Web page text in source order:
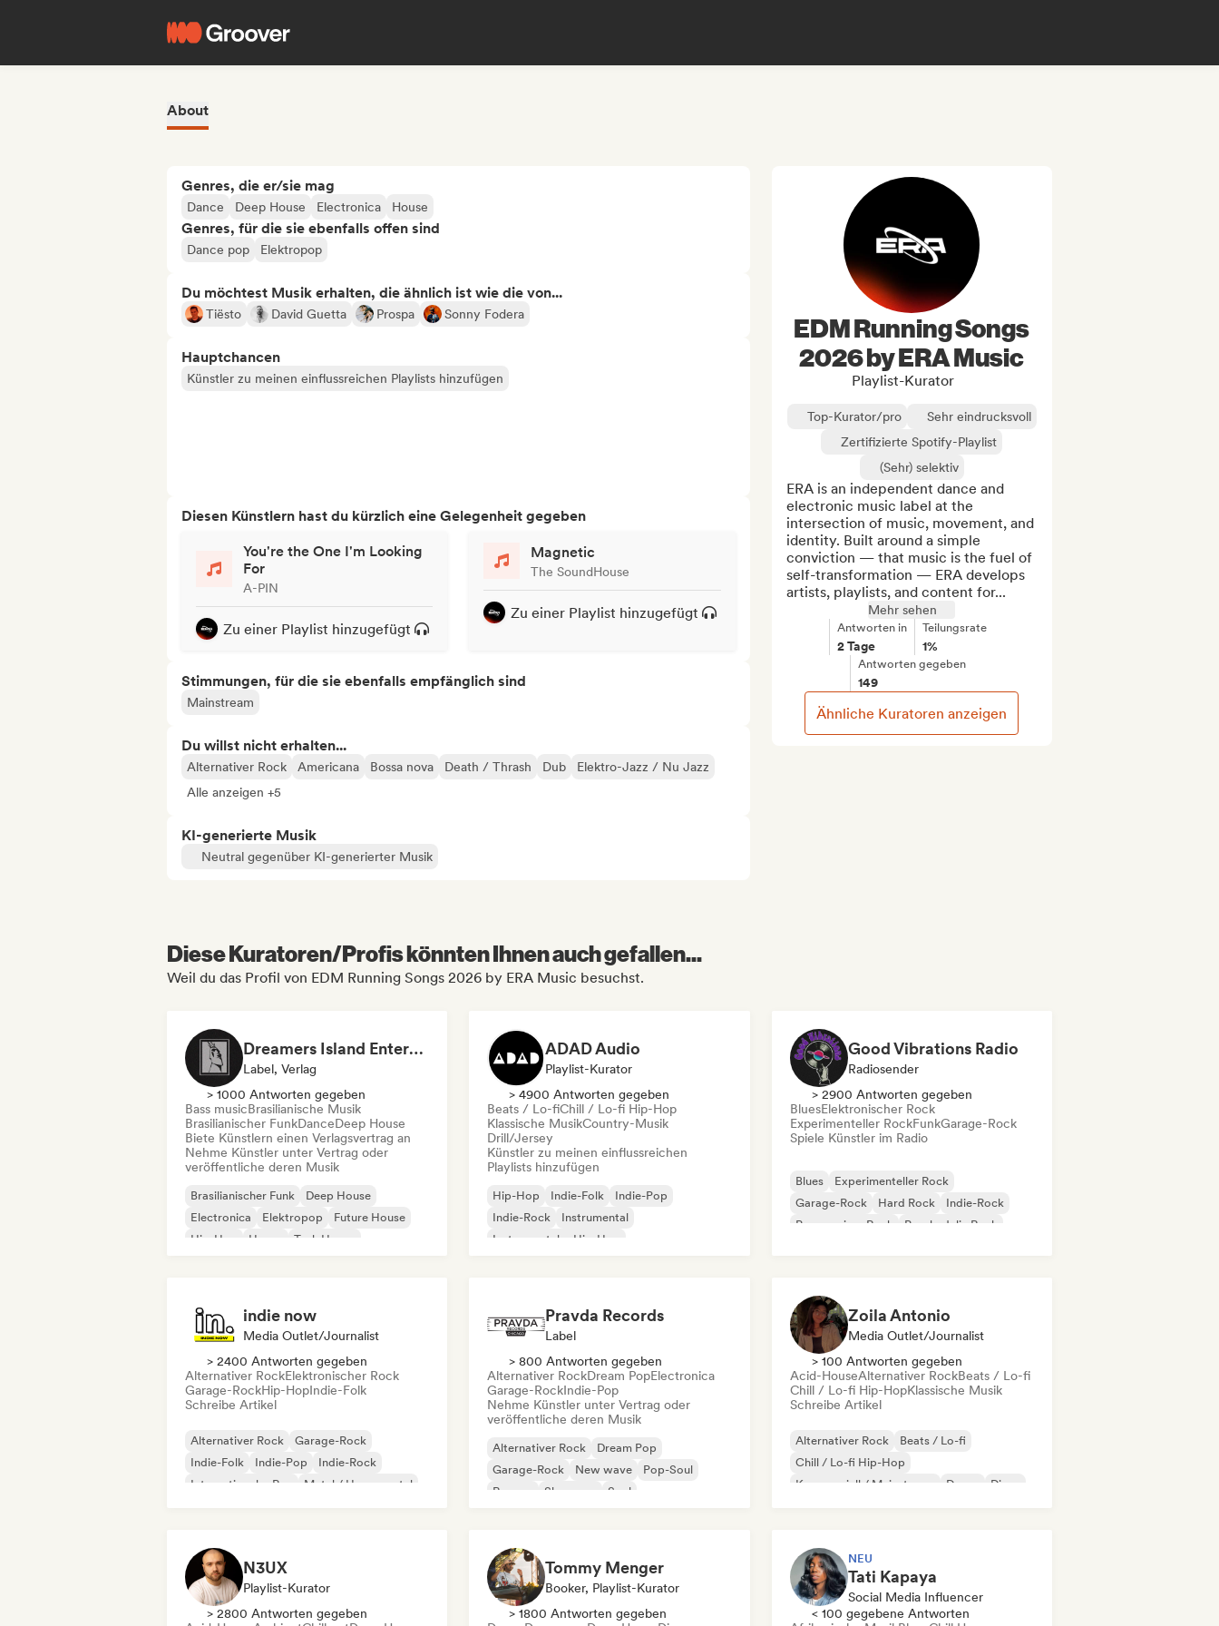
About
Genres, die er/sie mag
Dance Deep House Electronica House
Genres, für die sie ebenfalls offen sind
Dance pop Elektropop
Du möchtest Musik erhalten, die ähnlich ist wie die von...
Tiësto David Guetta Prospa Sonny Fodera
Hauptchancen
Künstler zu meinen einflussreichen Playlists hinzufügen
Diesen Künstlern hast du kürzlich eine Gelegenheit gegeben
You're the One I'm Looking
For
A-PIN
Zu einer Playlist hinzugefügt
Magnetic
The SoundHouse
Zu einer Playlist hinzugefügt
Stimmungen, für die sie ebenfalls empfänglich sind
Mainstream
Du willst nicht erhalten...
Alternativer Rock Americana Bossa nova Death / Thrash Dub
Elektro-Jazz / Nu Jazz
Alle anzeigen +5
KI-generierte Musik
Neutral gegenüber KI-generierter Musik
EDM Running Songs
2026 by ERA Music
Playlist-Kurator
Top-Kurator/pro
Sehr eindrucksvoll
Zertifizierte Spotify-Playlist
(Sehr) selektiv
ERA is an independent dance and
electronic music label at the
intersection of music, movement, and
identity. Built around a simple
conviction — that music is the fuel of
self-transformation — ERA develops
artists, playlists, and content for...
Mehr sehen
Antworten in
2 Tage
Teilungsrate
1%
Antworten gegeben
149
Ähnliche Kuratoren anzeigen
Diese Kuratoren/Profis könnten Ihnen auch gefallen...
Weil du das Profil von EDM Running Songs 2026 by ERA Music besuchst.
Dreamers Island Entertainment
Label, Verlag
> 1000 Antworten gegeben
Bass musicBrasilianische Musik
Brasilianischer FunkDanceDeep House
Biete Künstlern einen Verlagsvertrag an
Nehme Künstler unter Vertrag oder
veröffentliche deren Musik
Brasilianischer Funk
Deep House
Electronica
Elektropop
Future House
Hip-Hop
House Tech House
ADAD Audio
Playlist-Kurator
> 4900 Antworten gegeben
Beats / Lo-fiChill / Lo-fi Hip-Hop
Klassische MusikCountry-Musik
Drill/Jersey
Künstler zu meinen einflussreichen
Playlists hinzufügen
Hip-Hop Indie-Folk
Indie-Pop
Indie-Rock
Instrumental
Instrumentaler Hip-Hop
Good Vibrations Radio
Radiosender
> 2900 Antworten gegeben
BluesElektronischer Rock
Experimenteller RockFunkGarage-Rock
Spiele Künstler im Radio
Blues
Experimenteller Rock
Garage-Rock
Hard Rock
Indie-Rock
Progressiver Rock
Psychedelic Rock
indie now
Media Outlet/Journalist
> 2400 Antworten gegeben
Alternativer RockElektronischer Rock
Garage-RockHip-HopIndie-Folk
Schreibe Artikel
Alternativer Rock
Garage-Rock
Indie-Folk
Indie-Pop
Indie-Rock
Internationaler Rap
Metal / Heavy metal
Pravda Records
Label
> 800 Antworten gegeben
Alternativer RockDream PopElectronica
Garage-RockIndie-Pop
Nehme Künstler unter Vertrag oder
veröffentliche deren Musik
Alternativer Rock
Dream Pop
Garage-Rock
New wave
Pop-Soul
Reggae
Shoegaze Soul
Zoila Antonio
Media Outlet/Journalist
> 100 Antworten gegeben
Acid-HouseAlternativer RockBeats / Lo-fi
Chill / Lo-fi Hip-HopKlassische Musik
Schreibe Artikel
Alternativer Rock
Beats / Lo-fi
Chill / Lo-fi Hip-Hop
Kommerziell / Mainstream
Dance
Disco
N3UX
Playlist-Kurator
> 2800 Antworten gegeben
Tommy Menger
Booker, Playlist-Kurator
> 1800 Antworten gegeben
NEU
Tati Kapaya
Social Media Influencer
< 100 gegebene Antworten